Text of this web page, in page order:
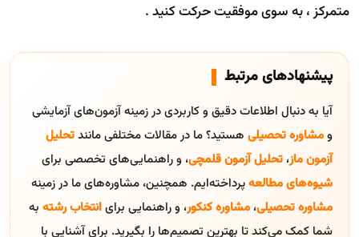
متمرکز ، به سوی موفقیت حرکت کنید .
پیشنهادهای مرتبط
آیا به دنبال اطلاعات دقیق و کاربردی در زمینه آزمون‌های آزمایشی
ومشاوره تحصیلی هستید؟ ما در مقالات مختلفی مانندتحلیل
آزمون ماز، تحلیل آزمون قلمچی، و راهنمایی‌های تخصصی برای
شیوه‌های مطالعهپرداخته‌ایم. همچنین، مشاوره‌های ما در زمینه
مشاوره تحصیلی، مشاوره کنکور، و راهنمایی برایانتخاب رشته به
شما کمک می‌کند تا بهترین تصمیم‌ها را بگیرید. برای آشنایی با